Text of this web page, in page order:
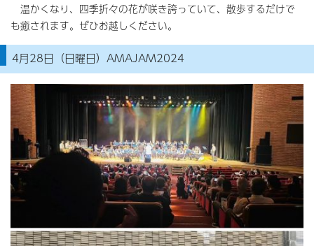
温かくなり、四季折々の花が咲き誇っていて、散歩するだけで
も癒されます。ぜひお越しください。
4月28日（日曜日）AMAJAM2024